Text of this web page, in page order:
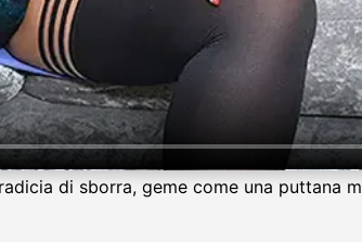
di sborra, geme come una puttana